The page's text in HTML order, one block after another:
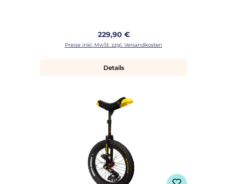
Regulärer Preis:
229,90 €
Preise inkl. MwSt. zzgl. Versandkosten
Details